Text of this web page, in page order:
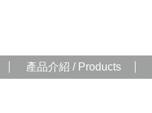
產品介紹 / Products